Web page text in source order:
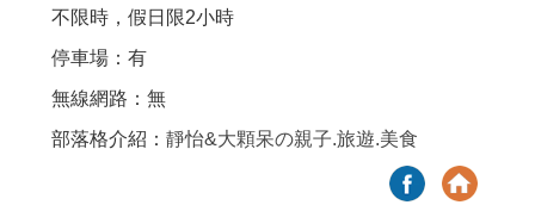
不限時，假日限2小時
停車場：有
無線網路：無
部落格介紹： 靜怡&大顆呆の親子.旅遊.美食